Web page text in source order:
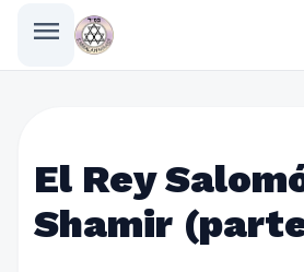
menu
El Rey
Shamir